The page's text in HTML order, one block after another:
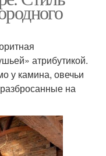
атрибутикой.
у камина, овечьи
на